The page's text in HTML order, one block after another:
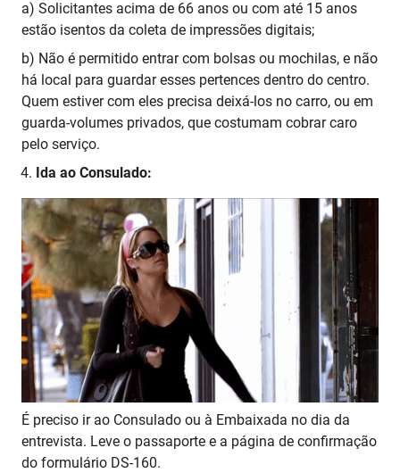
a) Solicitantes acima de 66 anos ou com até 15 anos
estão isentos da coleta de impressões digitais;
b) Não é permitido entrar com bolsas ou mochilas, e não
há local para guardar esses pertences dentro do centro.
Quem estiver com eles precisa deixá-los no carro, ou em
guarda-volumes privados, que costumam cobrar caro
pelo serviço.
Ida ao Consulado:
É preciso ir ao Consulado ou à Embaixada no dia da
entrevista. Leve o passaporte e a página de confirmação
do formulário DS-160.